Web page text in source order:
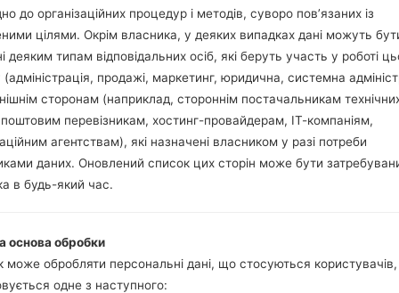
LGAX265(LGAX265)
Модель та її характеристики
112.01 x 52.32 міліметрів
до організаційних процедур і методів, суворо пов’язаних із
цілями. Окрім власника, у деяких випадках дані можуть
деяким типам відповідальних осіб, які беруть участь у роботі
(адміністрація, продажі, маркетинг, юридична, системна
сторонам (наприклад, стороннім постачальникам
перевізникам, хостинг-провайдерам, ІТ-компаніям,
агентствам), які назначені власником у разі потреби
даних. Оновлений список цих сторін може бути
в будь-який час.
основа обробки
може обробляти персональні дані, що стосуються
одне з наступного: